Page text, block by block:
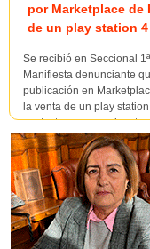
por Marketplace de
de un play station 4
Se recibió en Seccional
Manifiesta denunciante
publicación en
la venta de un play
contacta con usuario a
posteriori por Whatsapp
que l...